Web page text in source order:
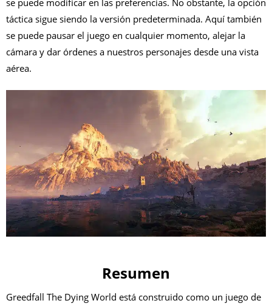
táctica sigue siendo la versión predeterminada. Aquí también
se puede pausar el juego en cualquier momento, alejar la
cámara y dar órdenes a nuestros personajes desde una vista
aérea.
Resumen
Greedfall The Dying World está construido como un juego de